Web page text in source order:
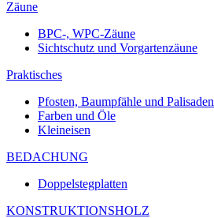
Zäune
BPC-, WPC-Zäune
Sichtschutz und Vorgartenzäune
Praktisches
Pfosten, Baumpfähle und Palisaden
Farben und Öle
Kleineisen
BEDACHUNG
Doppelstegplatten
KONSTRUKTIONSHOLZ